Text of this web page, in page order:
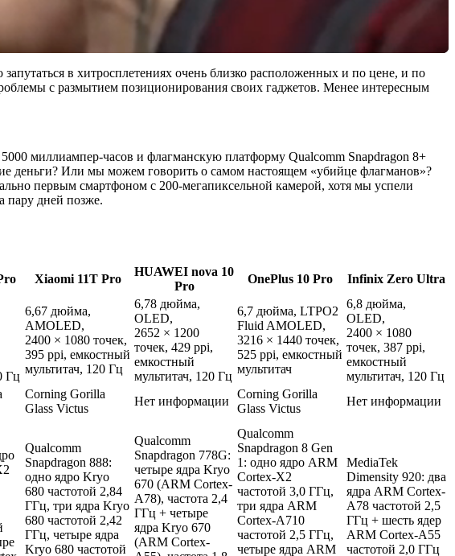
в хитросплетениях очень близко расположенных и по цене, и по
с размытием позиционирования своих гаджетов. Менее интересным
миллиампер-часов и флагманскую платформу Qualcomm Snapdragon 8+
деньги? Или мы можем говорить о самом настоящем «убийце флагманов»?
первым смартфоном с 200-мегапиксельной камерой, хотя мы успели
пару дней позже.
Xiaomi 11T Pro
HUAWEI nova 10
Pro
OnePlus 10 Pro Infinix Zero Ultra
Гц
6,67 дюйма,
AMOLED,
2400 × 1080 точек,
395 ppi, емкостный
мультитач, 120 Гц
6,78 дюйма,
OLED,
2652 × 1200
точек, 429 ppi,
емкостный
мультитач, 120 Гц
6,7 дюйма, LTPO2
Fluid AMOLED,
3216 × 1440 точек,
525 ppi, емкостный
мультитач
6,8 дюйма,
OLED,
2400 × 1080
точек, 387 ppi,
емкостный
мультитач, 120 Гц
Corning Gorilla
Glass Victus
Нет информации
Corning Gorilla
Glass Victus
Нет информации
Qualcomm
Snapdragon 888:
одно ядро Kryo
680 частотой 2,84
ГГц, три ядра Kryo
680 частотой 2,42
ГГц, четыре ядра
Kryo 680 частотой
Qualcomm
Snapdragon 778G:
четыре ядра Kryo
670 (ARM Cortex-
A78), частота 2,4
ГГц + четыре
ядра Kryo 670
(ARM Cortex-
Qualcomm
Snapdragon 8 Gen
1: одно ядро ARM
Cortex-X2
частотой 3,0 ГГц,
три ядра ARM
Cortex-A710
частотой 2,5 ГГц,
четыре ядра ARM
MediaTek
Dimensity 920: два
ядра ARM Cortex-
A78 частотой 2,5
ГГц + шесть ядер
ARM Cortex-A55
частотой 2,0 ГГц